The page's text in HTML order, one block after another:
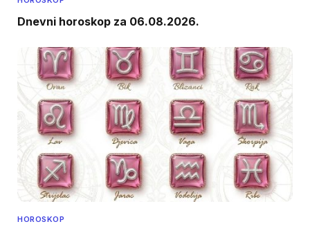
Dnevni horoskop za 06.08.2026.
HOROSKOP